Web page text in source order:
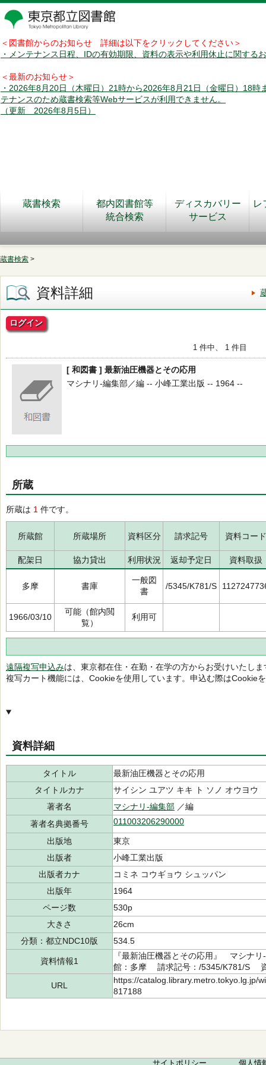
＜図書館からのお知らせ 詳細は以下をクリックしてください＞
・メンテナンス日程、IDの有効期限、資料の表示や利用休止に関する
＜最新のお知らせ＞
・2026年8月20日（木曜日）21時から2026年8月21日（金曜日）18時
テナンスのため蔵書検索等Webサービスが利用できません。
（更新 2026年8月5日）
蔵書検索
都内図書館等
統合検索
ディスカバリー
サービス
レ
蔵書検索 >
資料詳細
ログイン
1 件中、 1 件目
[ 和図書 ] 最新油圧機器とその応用
マシナリ-編集部／編 -- 小峰工業出版 -- 1964 --
所蔵
所蔵は 1 件です。
所蔵館 所蔵場所 資料区分 請求記号 資料コード
配架日 協力貸出 利用状況 返却予定日 資料取扱
多摩 書庫
一般図
書
/5345/K781/S
1966/03/10
可能（館内閲
覧）
利用可
遠隔複写申込みは、東京都在住・在勤・在学の方からお受けいたしま
複写カート機能には、Cookieを使用しています。申込む際はCookie
資料詳細
タイトル
最新油圧機器とその応用
タイトルカナ
サイシン ユアツ キキ ト ソノ オウヨウ
著者名
マシナリ-編集部 ／編
著者名典拠番号
011003206290000
出版地
東京
出版者
小峰工業出版
出版者カナ
コミネ コウギョウ シュッパン
出版年
1964
ページ数
530p
大きさ
26cm
分類：都立NDC10版
534.5
資料情報1
『最新油圧機器とその応用』 マシ
館：多摩 請求記号：/5345/K781/S
URL
https://catalog.library.metro.tokyo.lg.jp/
817188
サイトポリシー 個人情